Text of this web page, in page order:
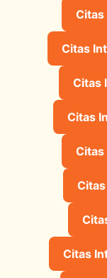
Citas
Citas
Citas
Citas